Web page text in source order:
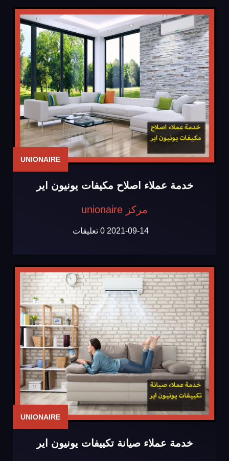
UNIONAIRE
خدمة عملاء اصلاح مكيفات يونيون اير
مركز unionaire
2021-09-14 0 تعليقات
UNIONAIRE
خدمة عملاء صيانة تكييفات يونيون اير